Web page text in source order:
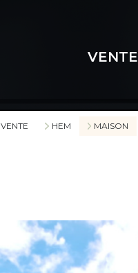
VENTE
VENTE HEM MAISON